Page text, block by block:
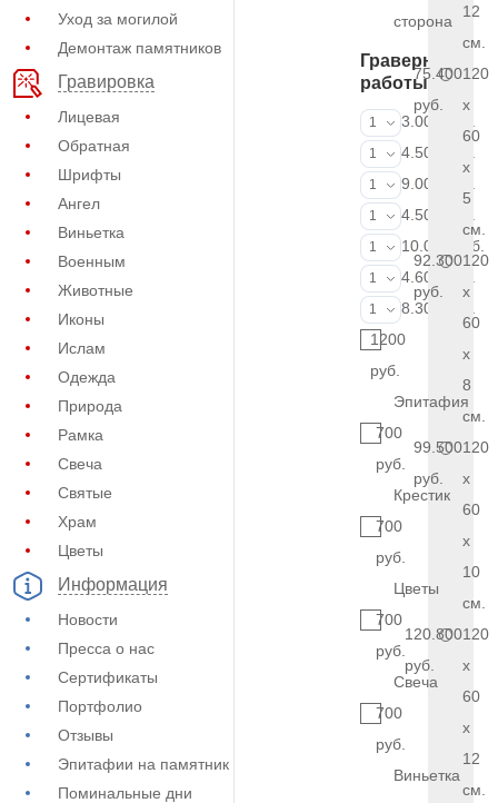
Уход за могилой
Демонтаж памятников
Гравировка
Лицевая
Обратная
Шрифты
Ангел
Виньетка
Военным
Животные
Иконы
Ислам
Одежда
Природа
Рамка
Свеча
Святые
Храм
Цветы
Информация
Новости
Пресса о нас
Сертификаты
Портфолио
Отзывы
Эпитафии на памятник
Поминальные дни
сторона
Граверные
работы
ФИО и даты
1
3.000 руб.
ФИО и даты
1
4.500 руб.
ФИО и даты
1
9.000 руб.
Портрет
1
4.500 руб.
Портрет
1
10.000 руб.
Фотокерамика
1
4.600 руб.
Фото на
1
8.300 руб.
1200
руб.
Эпитафия
700
руб.
Крестик
700
руб.
Цветы
700
руб.
Свеча
700
руб.
Виньетка
12
см.
75.400
руб.
120
x
60
x
5
см.
92.300
руб.
120
x
60
x
8
см.
99.500
руб.
120
x
60
x
10
см.
120.800
руб.
120
x
60
x
12
см.